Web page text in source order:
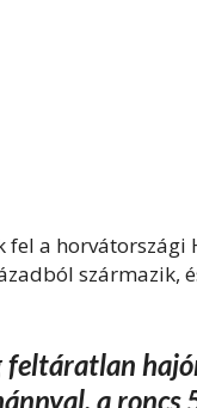
a horvátországi
származik,
a roncs